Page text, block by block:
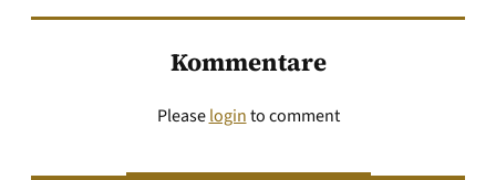
Kommentare
Pleaseloginto comment